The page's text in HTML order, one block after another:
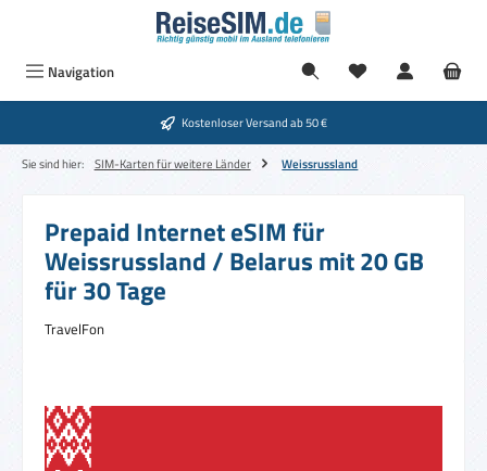
Zum Hauptinhalt springen
Navigation
Kostenloser Versand ab 50 €
Sie sind hier: SIM-Karten für weitere Länder Weissrussland
Prepaid Internet eSIM für
Weissrussland / Belarus mit 20 GB
für 30 Tage
TravelFon